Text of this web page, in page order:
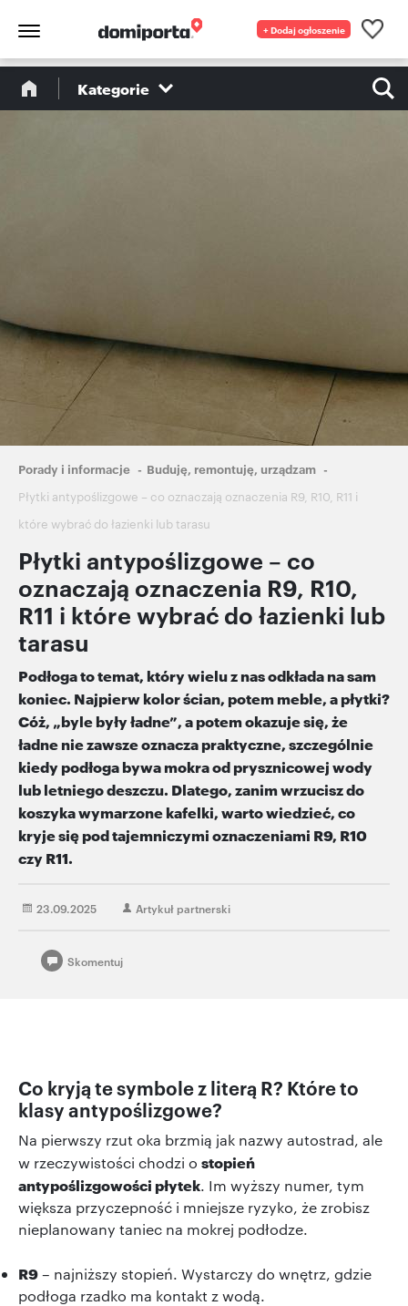
+ Dodaj ogłoszenie
Kategorie
Ścieżka
nawigacyjna
Porady i informacje
Buduję, remontuję, urządzam
Płytki antypoślizgowe – co oznaczają oznaczenia R9, R10, R11 i
które wybrać do łazienki lub tarasu
Płytki antypoślizgowe – co
oznaczają oznaczenia R9, R10,
R11 i które wybrać do łazienki lub
tarasu
Podłoga to temat, który wielu z nas odkłada na sam
koniec. Najpierw kolor ścian, potem meble, a płytki?
Cóż, „byle były ładne”, a potem okazuje się, że
ładne nie zawsze oznacza praktyczne, szczególnie
kiedy podłoga bywa mokra od prysznicowej wody
lub letniego deszczu. Dlatego, zanim wrzucisz do
koszyka wymarzone kafelki, warto wiedzieć, co
kryje się pod tajemniczymi oznaczeniami R9, R10
czy R11.
23.09.2025 Artykuł partnerski
Skomentuj
Co kryją te symbole z literą R? Które to
klasy antypoślizgowe?
Na pierwszy rzut oka brzmią jak nazwy autostrad, ale
w rzeczywistości chodzi o stopień
antypoślizgowości płytek. Im wyższy numer, tym
większa przyczepność i mniejsze ryzyko, że zrobisz
nieplanowany taniec na mokrej podłodze.
R9– najniższy stopień. Wystarczy do wnętrz, gdzie
podłoga rzadko ma kontakt z wodą.